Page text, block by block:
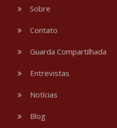
Sobre
Contato
Guarda Compartilhada
Entrevistas
Notícias
Blog